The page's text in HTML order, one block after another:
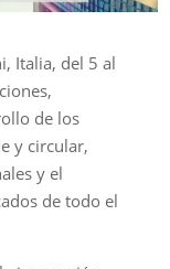
Italia, del 5 al
de los
y circular,
y el
de todo el